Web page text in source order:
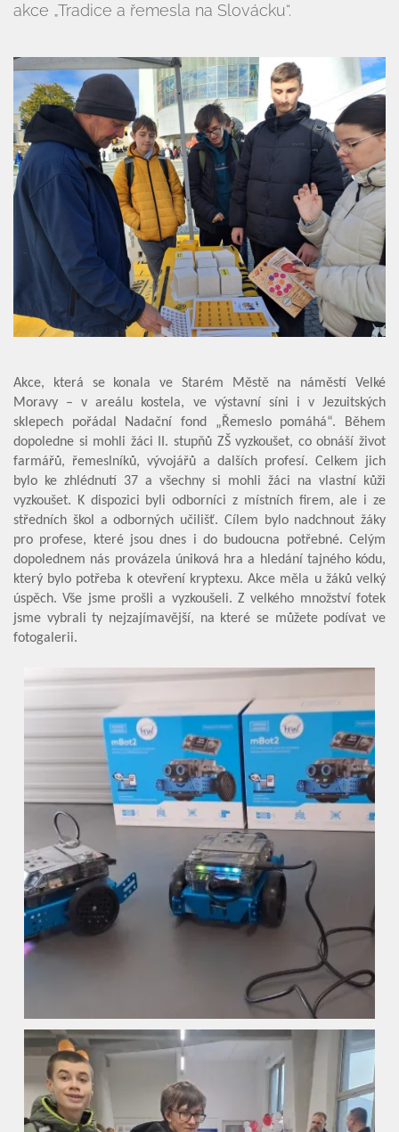
Úvod
Organizace školního roku
Naše škola
Základní škola
ZŠ speciální
Vyhledávání na webu
akce „Tradice a řemesla na Slovácku“.
Akce, která se konala ve Starém Městě na náměstí Velké
Moravy – v areálu kostela, ve výstavní síni i v Jezuitských
sklepech pořádal Nadační fond „Řemeslo pomáhá“. Během
dopoledne si mohli žáci II. stupňů ZŠ vyzkoušet, co obnáší život
farmářů, řemeslníků, vývojářů a dalších profesí. Celkem jich
bylo ke zhlédnutí 37 a všechny si mohli žáci na vlastní kůži
vyzkoušet. K dispozici byli odborníci z místních firem, ale i ze
středních škol a odborných učilišť. Cílem bylo nadchnout žáky
pro profese, které jsou dnes i do budoucna potřebné. Celým
dopolednem nás provázela úniková hra a hledání tajného kódu,
který bylo potřeba k otevření kryptexu. Akce měla u žáků velký
úspěch. Vše jsme prošli a vyzkoušeli. Z velkého množství fotek
jsme vybrali ty nejzajímavější, na které se můžete podívat ve
fotogalerii.